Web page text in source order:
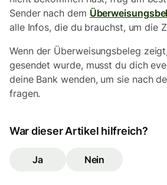
Sender nach dem
alle Infos, die du brauchst, um die
Wenn der Überweisungsbeleg
gesendet wurde, musst du dich
deine Bank wenden, um sie nach
fragen.
War dieser Artikel hilfreich?
Ja Nein